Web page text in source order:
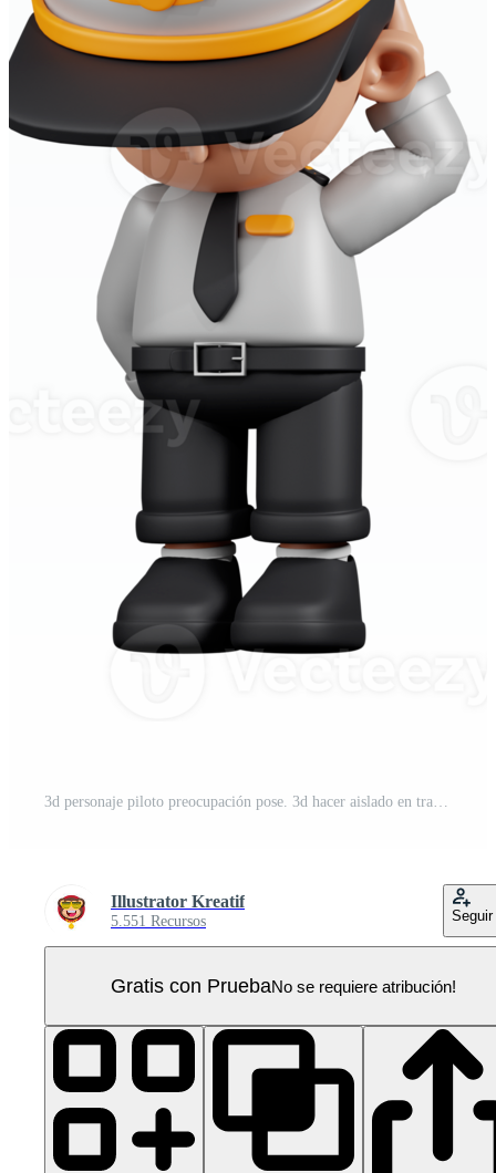
3d personaje piloto preocupación pose. 3d hacer aislado en transparente fondo. PNG Pro
Illustrator Kreatif
5.551 Recursos Seguir
Gratis con PruebaNo se requiere atribución!